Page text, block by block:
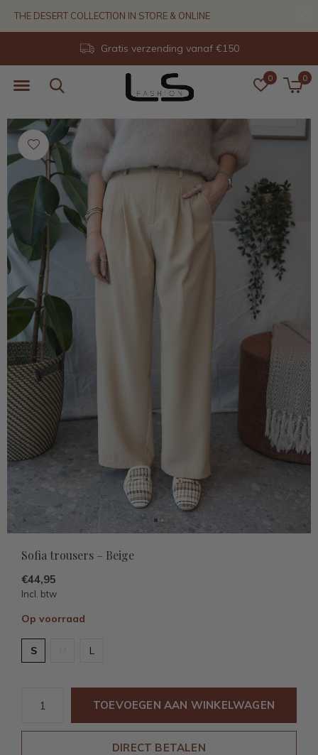
0 0
Gratis verzending vanaf €150
THE DESERT COLLECTION IN STORE & ONLINE
Sofia trousers – Beige
€44,95
Incl. btw
Op voorraad
S L
TOEVOEGEN AAN WINKELWAGEN
DIRECT BETALEN